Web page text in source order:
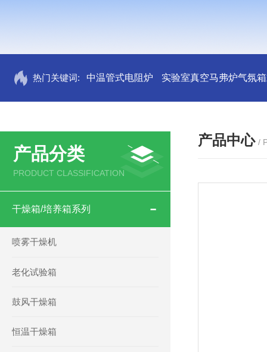
热门关键词: 中温管式电阻炉 实验室真空马弗炉气氛
产品分类
PRODUCT CLASSIFICATION
干燥箱/培养箱系列
喷雾干燥机
老化试验箱
鼓风干燥箱
恒温干燥箱
产品中心 /